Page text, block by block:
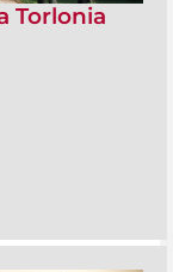
Torlonia